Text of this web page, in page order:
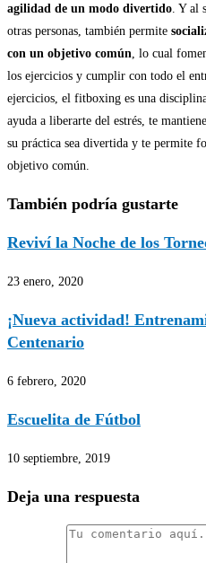
agilidad de un modo divertido. Y al
otras personas, también permite
con un objetivo común, lo cual
los ejercicios y cumplir con todo el
ejercicios, el fitboxing es una
ayuda a liberarte del estrés, te
su práctica sea divertida y te permite
objetivo común.
También podría gustarte
Reviví la Noche de los
23 enero, 2020
¡Nueva actividad!
Centenario
6 febrero, 2020
Escuelita de Fútbol
10 septiembre, 2019
Deja una respuesta